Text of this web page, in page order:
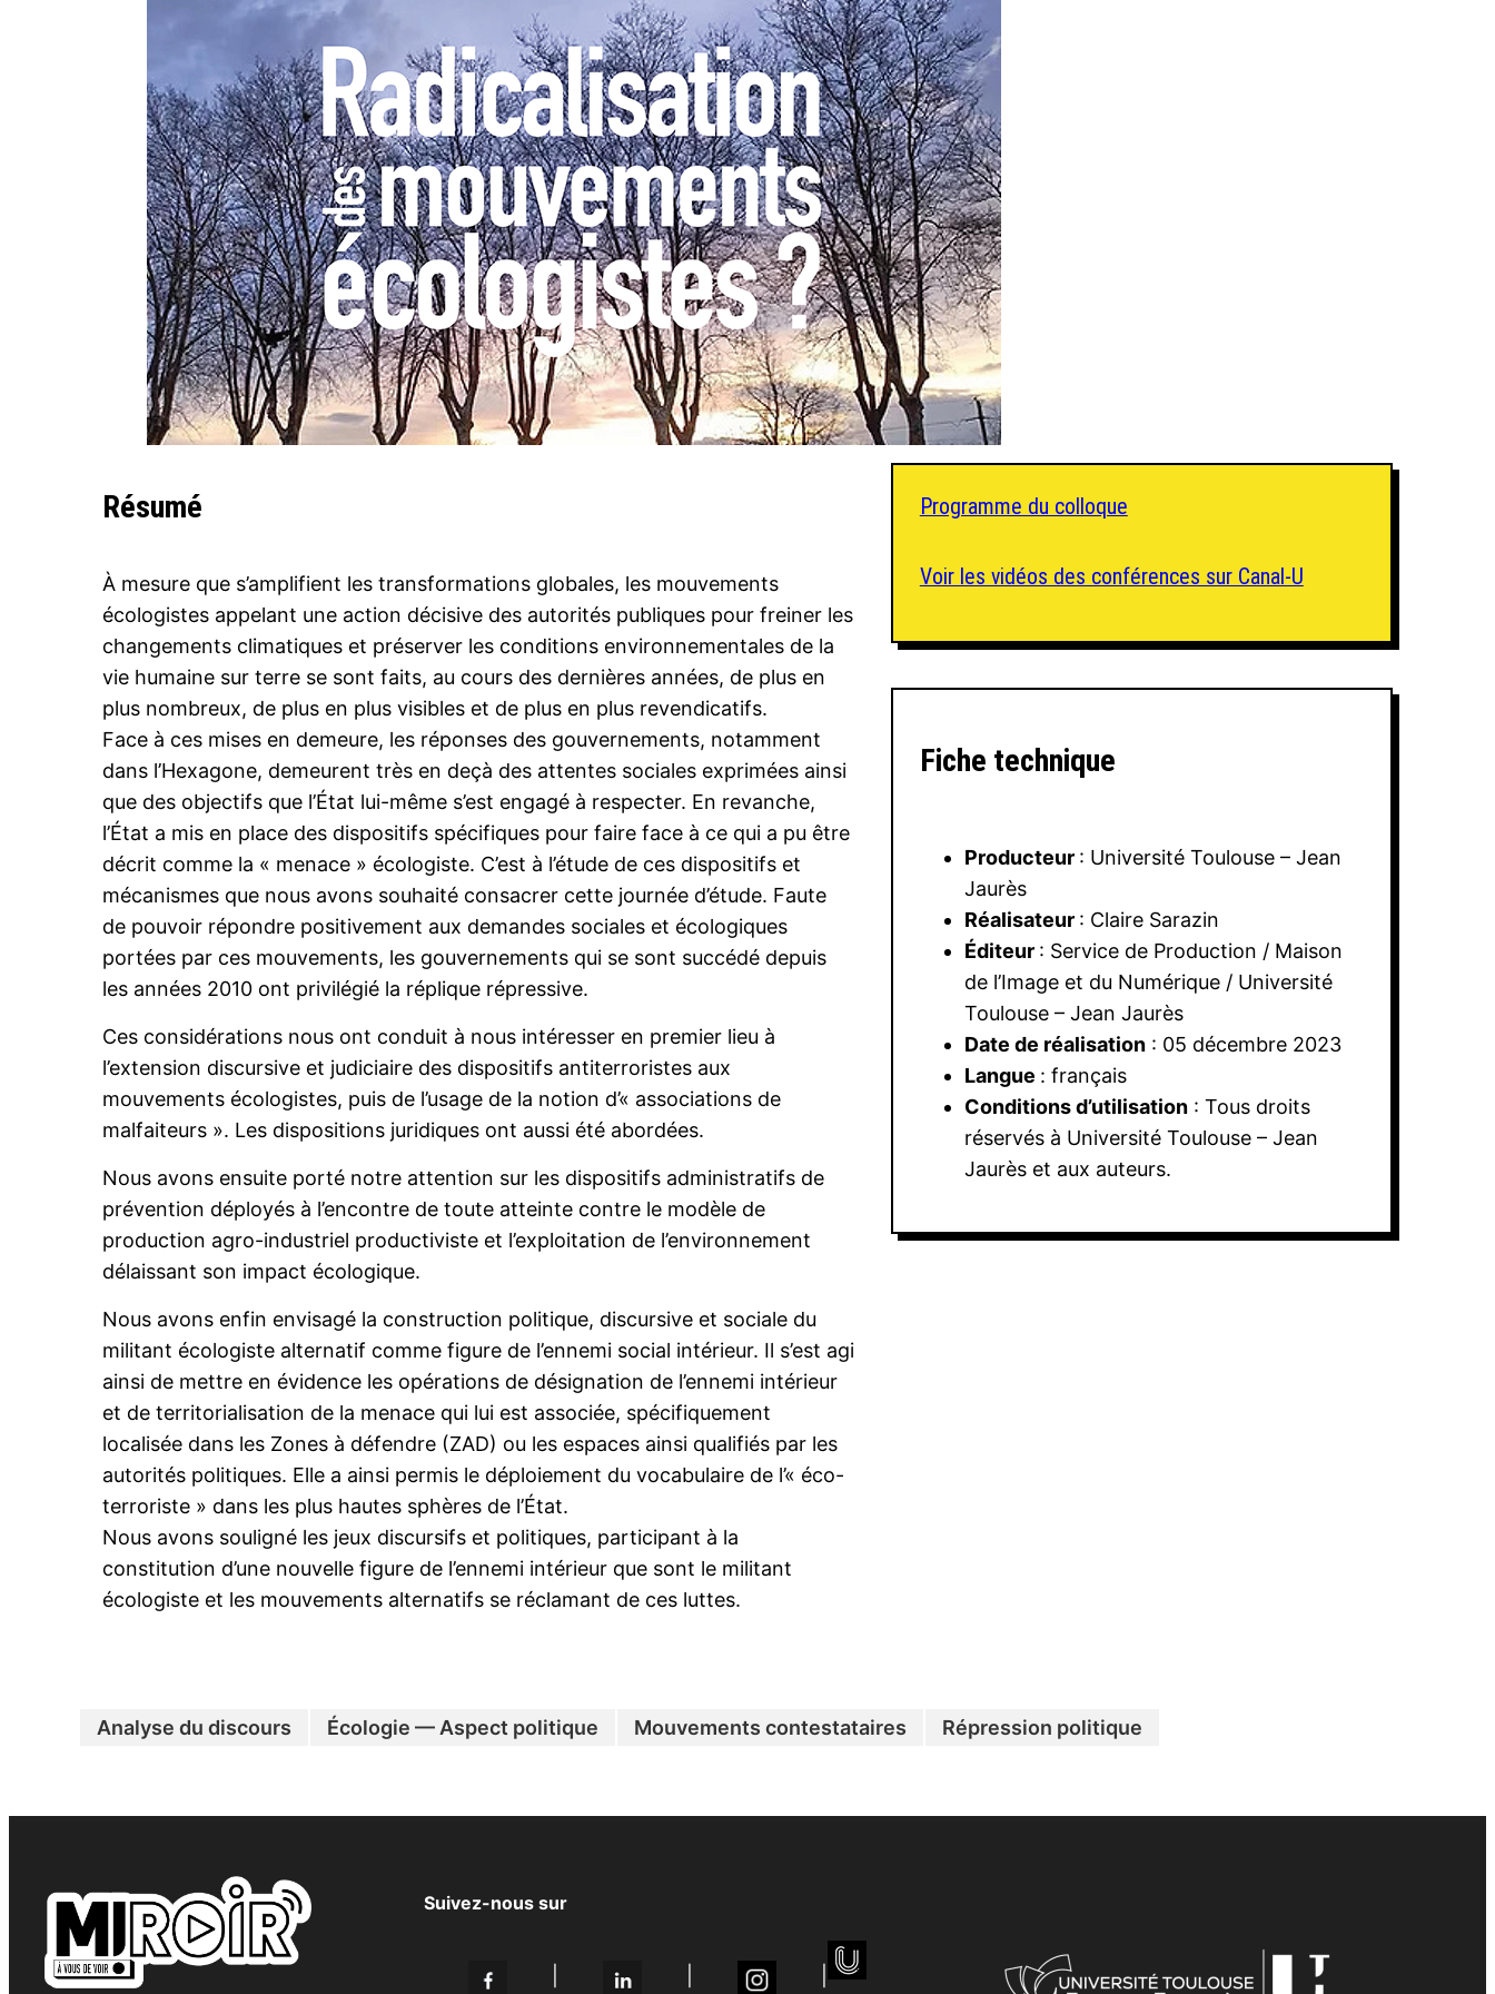
Résumé
À mesure que s’amplifient les transformations globales, les mouvements
écologistes appelant une action décisive des autorités publiques pour freiner les
changements climatiques et préserver les conditions environnementales de la
vie humaine sur terre se sont faits, au cours des dernières années, de plus en
plus nombreux, de plus en plus visibles et de plus en plus revendicatifs.
Face à ces mises en demeure, les réponses des gouvernements, notamment
dans l’Hexagone, demeurent très en deçà des attentes sociales exprimées ainsi
que des objectifs que l’État lui-même s’est engagé à respecter. En revanche,
l’État a mis en place des dispositifs spécifiques pour faire face à ce qui a pu être
décrit comme la « menace » écologiste. C’est à l’étude de ces dispositifs et
mécanismes que nous avons souhaité consacrer cette journée d’étude. Faute
de pouvoir répondre positivement aux demandes sociales et écologiques
portées par ces mouvements, les gouvernements qui se sont succédé depuis
les années 2010 ont privilégié la réplique répressive.
Ces considérations nous ont conduit à nous intéresser en premier lieu à
l’extension discursive et judiciaire des dispositifs antiterroristes aux
mouvements écologistes, puis de l’usage de la notion d’« associations de
malfaiteurs ». Les dispositions juridiques ont aussi été abordées.
Nous avons ensuite porté notre attention sur les dispositifs administratifs de
prévention déployés à l’encontre de toute atteinte contre le modèle de
production agro-industriel productiviste et l’exploitation de l’environnement
délaissant son impact écologique.
Nous avons enfin envisagé la construction politique, discursive et sociale du
militant écologiste alternatif comme figure de l’ennemi social intérieur. Il s’est agi
ainsi de mettre en évidence les opérations de désignation de l’ennemi intérieur
et de territorialisation de la menace qui lui est associée, spécifiquement
localisée dans les Zones à défendre (ZAD) ou les espaces ainsi qualifiés par les
autorités politiques. Elle a ainsi permis le déploiement du vocabulaire de l’« éco-
terroriste » dans les plus hautes sphères de l’État.
Nous avons souligné les jeux discursifs et politiques, participant à la
constitution d’une nouvelle figure de l’ennemi intérieur que sont le militant
écologiste et les mouvements alternatifs se réclamant de ces luttes.
Programme du colloque
Voir les vidéos des conférences sur Canal-U
Fiche technique
Producteur : Université Toulouse – Jean
Jaurès
Réalisateur : Claire Sarazin
Éditeur : Service de Production / Maison
de l’Image et du Numérique / Université
Toulouse – Jean Jaurès
Date de réalisation: 05 décembre 2023
Langue : français
Conditions d’utilisation: Tous droits
réservés à Université Toulouse – Jean
Jaurès et aux auteurs.
Analyse du discours Écologie — Aspect politique Mouvements contestataires Répression politique
Suivez-nous sur